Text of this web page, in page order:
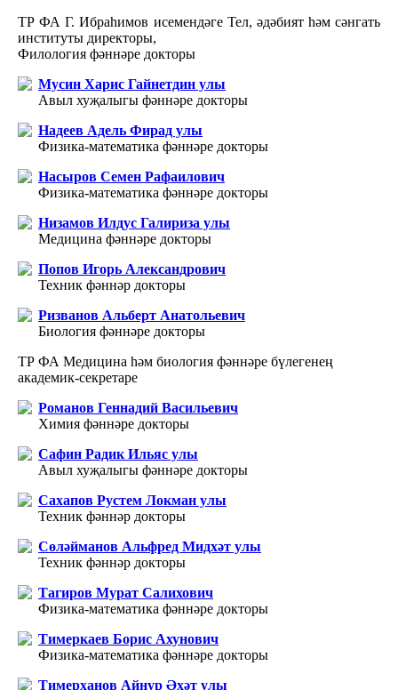
ТР ФА Г. Ибраһимов исемендәге Тел, әдәбият һәм сәнгать
институты директоры,
Филология фәннәре докторы
Мусин Харис Гайнетдин улы
Авыл хуҗалыгы фәннәре докторы
Надеев Адель Фирад улы
Физика-математика фәннәре докторы
Насыров Семен Рафаилович
Физика-математика фәннәре докторы
Низамов Илдус Галириза улы
Медицина фәннәре докторы
Попов Игорь Александрович
Техник фәннәр докторы
Ризванов Альберт Анатольевич
Биология фәннәре докторы
ТР ФА Медицина һәм биология фәннәре бүлегенең
академик-секретаре
Романов Геннадий Васильевич
Химия фәннәре докторы
Сафин Радик Ильяс улы
Авыл хуҗалыгы фәннәре докторы
Сахапов Рустем Локман улы
Техник фәннәр докторы
Сөләйманов Альфред Мидхәт улы
Техник фәннәр докторы
Тагиров Мурат Салихович
Физика-математика фәннәре докторы
Тимеркаев Борис Ахунович
Физика-математика фәннәре докторы
Тимерханов Айнур Әхәт улы